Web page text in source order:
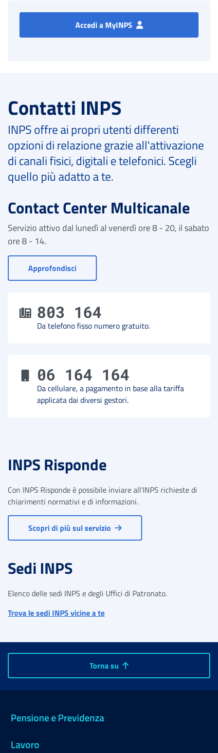
Accedi a MyINPS
Contatti INPS
INPS offre ai propri utenti differenti
opzioni di relazione grazie all'attivazione
di canali fisici, digitali e telefonici. Scegli
quello più adatto a te.
Contact Center Multicanale
Servizio attivo dal lunedì al venerdì ore 8 - 20, il sabato
ore 8 - 14.
Approfondisci- Vai a Contact Center
803 164
Da telefono fisso numero gratuito.
06 164 164
Da cellulare, a pagamento in base alla tariffa
applicata dai diversi gestori.
INPS Risponde
Con INPS Risponde è possibile inviare all’INPS richieste di
chiarimenti normativi e di informazioni.
Scopri di più sul servizio
Sedi INPS
Elenco delle sedi INPS e degli Uffici di Patronato.
Trova le sedi INPS vicine a te
Torna su
Pensione e Previdenza
Lavoro